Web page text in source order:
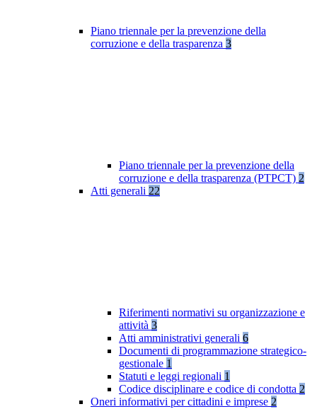
Piano triennale per la prevenzione della
corruzione e della trasparenza 3
Piano triennale per la prevenzione della
corruzione e della trasparenza (PTPCT) 2
Atti generali 22
Riferimenti normativi su organizzazione e
attività 3
Atti amministrativi generali 6
Documenti di programmazione strategico-
gestionale 1
Statuti e leggi regionali 1
Codice disciplinare e codice di condotta 2
Oneri informativi per cittadini e imprese 2